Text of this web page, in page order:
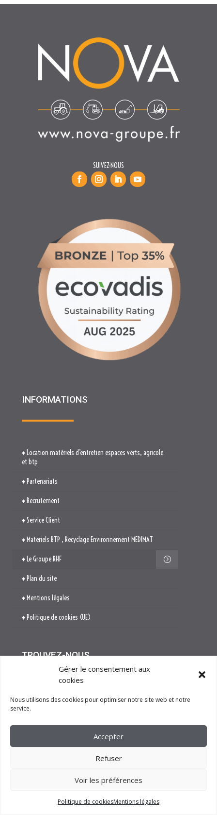
Gérer le consentement aux
cookies
Nous utilisons des cookies pour optimiser notre site web et notre
service.
Accepter
Refuser
Voir les préférences
Politique de cookiesMentions légales
SUIVEZ-NOUS
INFORMATIONS
♦ Partenariats
♦ Recrutement
♦ Materiels BTP , Recyclage Environnement MEDIMAT
♦ Le Groupe RHF
♦ Plan du site
♦ Mentions légales
♦ Politique de cookies (UE)
TROUVEZ-NOUS
Tél. : 04 84 04 04 00
 contact[at]nova-groupe.fr
Cliquez pour accepter les cookies